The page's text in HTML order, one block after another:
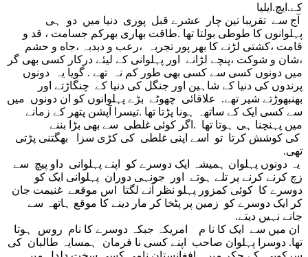
کے.ایچ.ایلیا
آج سے تقریبا تین چار عشرے قبل پوری دنیا میں دو ہی
پہلوانوں کا طوطی بولتا تها .طاقت بهاری بهرکم جسامت ، قد و
قامت ،کشتی لڑنے کا بهر پور تجربہ ،رعب و دبدبہ ،جاه و حشم
،شان و شوکت ،پنچے لڑانے اور پہلوانی کے لیئے درکار کسی بهی گر
میں دونوں کسی سے کسی بهی طور کم نہ تهے . گویا یہ دونوں
پرندوں کی دنیا کے شاہین اور جنگل کی دنیا کے چنگاڑتے اور
بهنبهوڑتے شیر تهے. علاقائی چهوٹے بڑے پہلوانوں کو ان دونوں میں
سے کسی ایک کے ساتهہ ہونا پڑتا تها .تیسرا آپشن پتهر کے زمانے
میں پہنچنا ہی ہوتا تها .اگر کوئی غلطی سے بهی بڑا بننے
کی کوشش کرتا تو اسے اپنی غلطی کی کڑی سزا بهگتنی پڑتی
تهی.
یہ دونوں پہلوان ہمیشہ ایک دوسرے کو اپنے پہلوانی داو پیچ سے
زچ کرنے کرنے پر تلے ہوتے اور جونہی دوران پہلوانی ایک کو
دوسرے کا کوئی کمزور پہلو نظر آنے لگتا اس موقعے غنیمت جان
کر ایک دوسرے کو زمین پر پٹخا کر مار دینے کا موقع ہاتهہ سے
جانے نہیں دیتے.
ان میں سے ایک کا نا م امریکہ جبکہ دوسرے کا نام روس ہوتا
تها. دوسرا پہلوان صاحب اپنے کسی نا فرمان ہمسایہ طالبان کی